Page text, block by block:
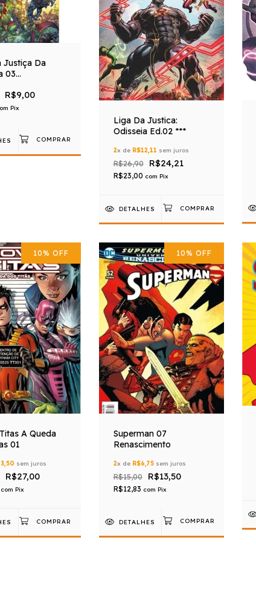
Justiça Da
03
R$9,00
Pix
Liga Da Justica:
Odisseia Ed.02 ***
2x de R$12,11 sem juros
R$26,90 R$24,21
R$23,00 com Pix
DETALHES
10% OFF
A Queda
01
sem juros
R$27,00
com Pix
10% OFF
Superman 07
Renascimento
2x de R$6,75sem juros
R$15,00 R$13,50
R$12,83 com Pix
DETALHES